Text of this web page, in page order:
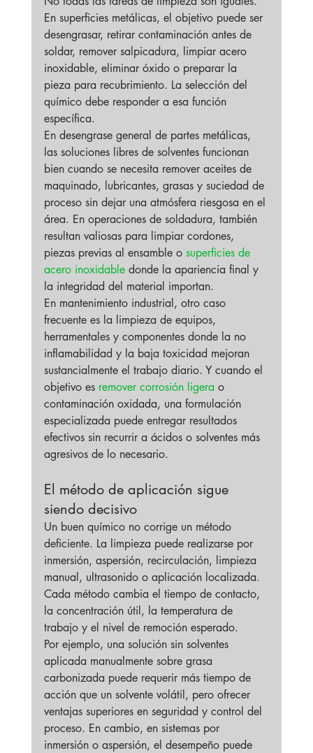
En superficies metálicas, el objetivo puede ser
desengrasar, retirar contaminación antes de
soldar, remover salpicadura, limpiar acero
inoxidable, eliminar óxido o preparar la
pieza para recubrimiento. La selección del
químico debe responder a esa función
específica.
En desengrase general de partes metálicas,
las soluciones libres de solventes funcionan
bien cuando se necesita remover aceites de
maquinado, lubricantes, grasas y suciedad de
proceso sin dejar una atmósfera riesgosa en el
área. En operaciones de soldadura, también
resultan valiosas para limpiar cordones,
piezas previas al ensamble o superficies de
acero inoxidable donde la apariencia final y
la integridad del material importan.
En mantenimiento industrial, otro caso
frecuente es la limpieza de equipos,
herramentales y componentes donde la no
inflamabilidad y la baja toxicidad mejoran
sustancialmente el trabajo diario. Y cuando el
objetivo es remover corrosión ligera o
contaminación oxidada, una formulación
especializada puede entregar resultados
efectivos sin recurrir a ácidos o solventes más
agresivos de lo necesario.
El método de aplicación sigue
siendo decisivo
Un buen químico no corrige un método
deficiente. La limpieza puede realizarse por
inmersión, aspersión, recirculación, limpieza
manual, ultrasonido o aplicación localizada.
Cada método cambia el tiempo de contacto,
la concentración útil, la temperatura de
trabajo y el nivel de remoción esperado.
Por ejemplo, una solución sin solventes
aplicada manualmente sobre grasa
carbonizada puede requerir más tiempo de
acción que un solvente volátil, pero ofrecer
ventajas superiores en seguridad y control del
proceso. En cambio, en sistemas por
inmersión o aspersión, el desempeño puede